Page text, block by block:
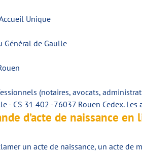
Unique
Général de Gaulle
(notaires, avocats,
- CS 31 402 -76037 Rouen Cedex.
d’acte de naissance
un acte de naissance, un acte